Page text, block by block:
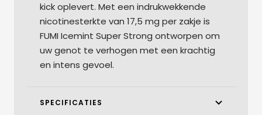
kick oplevert. Met een indrukwekkende
nicotinesterkte van 17,5 mg per zakje is
FUMI Icemint Super Strong ontworpen om
uw genot te verhogen met een krachtig
en intens gevoel.
SPECIFICATIES